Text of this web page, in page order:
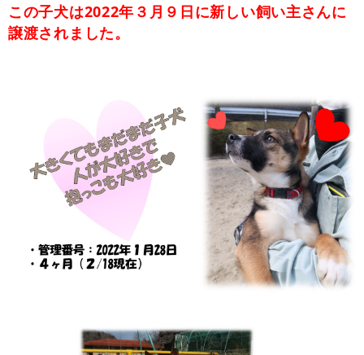
この子犬は2022年３月９日に新しい飼い主さんに
譲渡されました。